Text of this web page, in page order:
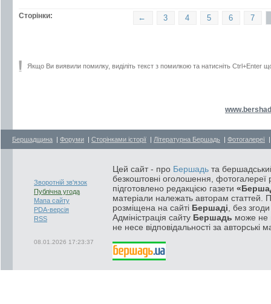
Сторінки: 7
6
5
4
3
←
Якщо Ви виявили помилку, виділіть текст з помилкою та натисніть Ctrl+Enter
Бершадщина | Форуми | Сторінками історії | Літературна Бершадь | Фотогалереї
Зворотній зв'язок
Публічна угода
Мапа сайту
PDA-версія
RSS
08.01.2026 17:23:37
Цей сайт - про Бершадь та
безкоштовні оголошення, фотогалереї
підготовлено редакцією газети
матеріали належать авторам статтей.
розміщена на сайті Бершаді , без
Адміністрація сайту Бершадь може не
не несе відповідальності за авторські